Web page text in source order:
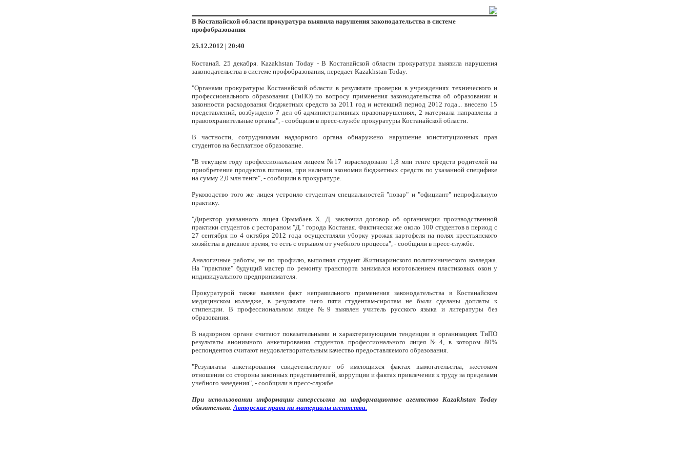
В Костанайской области прокуратура выявила нарушения законодательства в системе
профобразования
25.12.2012 | 20:40
Костанай. 25 декабря. Kazakhstan Today - В Костанайской области прокуратура выявила нарушения
законодательства в системе профобразования, передает Kazakhstan Today.
"Органами прокуратуры Костанайской области в результате проверки в учреждениях технического и
профессионального образования (ТиПО) по вопросу применения законодательства об образовании и
законности расходования бюджетных средств за 2011 год и истекший период 2012 года... внесено 15
представлений, возбуждено 7 дел об административных правонарушениях, 2 материала направлены в
правоохранительные органы", - сообщили в пресс-службе прокуратуры Костанайской области.
В частности, сотрудниками надзорного органа обнаружено нарушение конституционных прав
студентов на бесплатное образование.
"В текущем году профессиональным лицеем №17 израсходовано 1,8 млн тенге средств родителей на
приобретение продуктов питания, при наличии экономии бюджетных средств по указанной специфике
на сумму 2,0 млн тенге", - сообщили в прокуратуре.
Руководство того же лицея устроило студентам специальностей "повар" и "официант" непрофильную
практику.
"Директор указанного лицея Орымбаев Х. Д. заключил договор об организации производственной
практики студентов с рестораном "Д." города Костаная. Фактически же около 100 студентов в период с
27 сентября по 4 октября 2012 года осуществляли уборку урожая картофеля на полях крестьянского
хозяйства в дневное время, то есть с отрывом от учебного процесса", - сообщили в пресс-службе.
Аналогичные работы, не по профилю, выполнял студент Житикаринского политехнического колледжа.
На "практике" будущий мастер по ремонту транспорта занимался изготовлением пластиковых окон у
индивидуального предпринимателя.
Прокуратурой также выявлен факт неправильного применения законодательства в Костанайском
медицинском колледже, в результате чего пяти студентам-сиротам не были сделаны доплаты к
стипендии. В профессиональном лицее №9 выявлен учитель русского языка и литературы без
образования.
В надзорном органе считают показательными и характеризующими тенденции в организациях ТиПО
результаты анонимного анкетирования студентов профессионального лицея №4, в котором 80%
респондентов считают неудовлетворительным качество предоставляемого образования.
"Результаты анкетирования свидетельствуют об имеющихся фактах вымогательства, жестоком
отношении со стороны законных представителей, коррупции и фактах привлечения к труду за пределами
учебного заведения", - сообщили в пресс-службе.
При использовании информациигиперссылка на информационное агентствоKazakhstan Today
обязательна. Авторские права на материалы агентства.